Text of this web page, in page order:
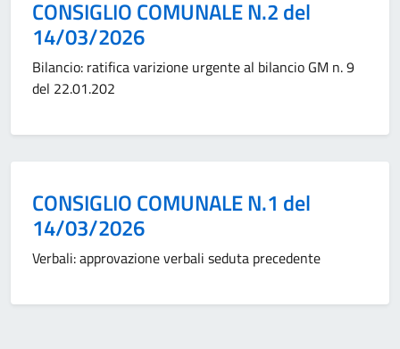
CONSIGLIO COMUNALE N.2 del
14/03/2026
Bilancio: ratifica varizione urgente al bilancio GM n. 9
del 22.01.202
Categoria:
CONSIGLIO COMUNALE N.1 del
14/03/2026
Verbali: approvazione verbali seduta precedente